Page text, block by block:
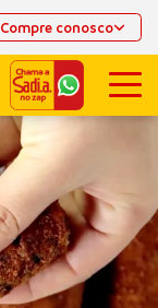
Compre conosco